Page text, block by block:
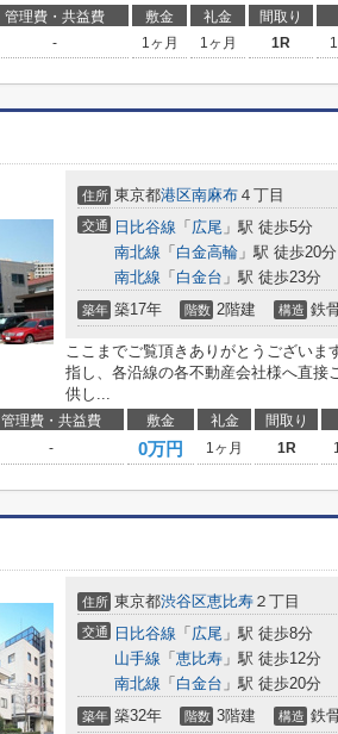
管理費・共益費 敷金 礼金 間取り
- 1ヶ月 1ヶ月 1R
住所 東京都港区南麻布 ４丁目
交通 日比谷線 「 広尾 」駅 徒歩5分
南北線 「 白金高輪 」駅 徒歩20分
南北線 「 白金台 」駅 徒歩23分
築年 築17年 階数 2階建 構造 鉄
ここまでご覧頂きありがとうございま
指し、各沿線の各不動産会社様へ直接
供し...
管理費・共益費 敷金 礼金 間取り
- 0万円 1ヶ月 1R
住所 東京都渋谷区恵比寿 ２丁目
交通 日比谷線 「 広尾 」駅 徒歩8分
山手線 「 恵比寿 」駅 徒歩12分
南北線 「 白金台 」駅 徒歩20分
築年 築32年 階数 3階建 構造 鉄